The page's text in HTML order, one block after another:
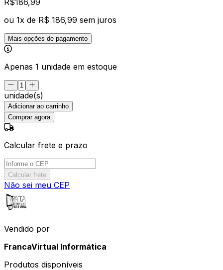
ou 1x de R$ 186,99 sem juros
Mais opções de pagamento
Apenas 1 unidade em estoque
unidade(s)
Adicionar ao carrinho
Comprar agora
Calcular frete e prazo
Calcular frete
Não sei meu CEP
Vendido por
FrancaVirtual Informática
Produtos disponíveis